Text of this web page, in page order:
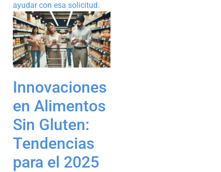
ayudar con esa solicitud.
Innovaciones
en Alimentos
Sin Gluten:
Tendencias
para el 2025